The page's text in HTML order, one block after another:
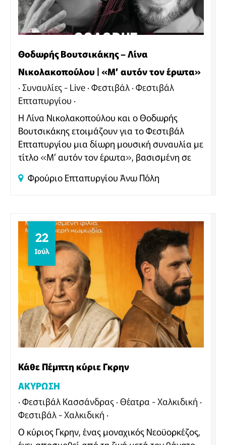
Θοδωρής Βουτσικάκης – Λίνα
Νικολακοπούλου | «Μ’ αυτόν τον έρωτα»
Συναυλίες - Live Φεστιβάλ Φεστιβάλ
Επταπυργίου
Η Λίνα Νικολακοπούλου και ο Θοδωρής
Βουτσικάκης ετοιμάζουν για το Φεστιβάλ
Επταπυργίου μια δίωρη μουσική συναυλία με
τίτλο «Μ’ αυτόν τον έρωτα», βασισμένη σε
του έρωτα και τη δύναμη της αγάπης.
Φρούριο ΕπταπυργίουΆνω Πόλη
22
Ιούλ
Κάθε Πέμπτη κύριε Γκρην
ΑΚΥΡΩΣΗ
Φεστιβάλ Κασσάνδρας Θέατρα - Χαλκιδική
Φεστιβάλ - Χαλκιδική
Ο κύριος Γκρην, ένας μοναχικός Νεοϋορκέζος,